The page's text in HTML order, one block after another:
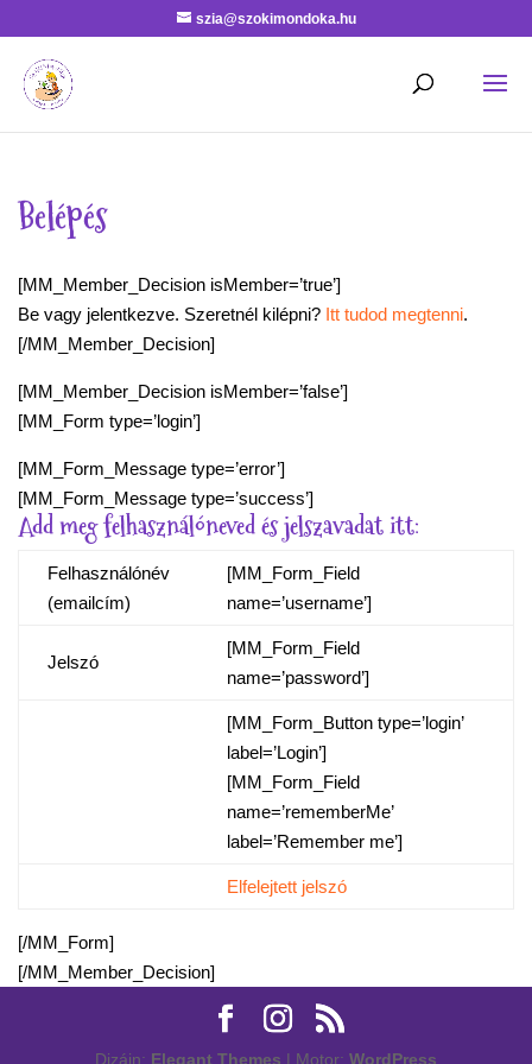
szia@szokimondoka.hu
Belépés
[MM_Member_Decision isMember=’true’]
Be vagy jelentkezve. Szeretnél kilépni? Itt tudod megtenni.
[/MM_Member_Decision]
[MM_Member_Decision isMember=’false’]
[MM_Form type=’login’]
[MM_Form_Message type=’error’]
[MM_Form_Message type=’success’]
Add meg felhasználóneved és jelszavadat itt:
Felhasználónév
(emailcím)
[MM_Form_Field
name=’username’]
Jelszó
[MM_Form_Field
name=’password’]
[MM_Form_Button type=’login’
label=’Login’]
[MM_Form_Field
name=’rememberMe’
label=’Remember me’]
Elfelejtett jelszó
[/MM_Form]
[/MM_Member_Decision]
Dizájn: Elegant Themes | Motor: WordPress